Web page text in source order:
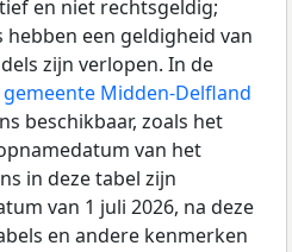
en niet rechtsgeldig;
een geldigheid van
zijn verlopen. In de
Midden-Delfland
beschikbaar, zoals het
van het
in deze tabel zijn
van 1 juli 2026, na deze
en andere kenmerken